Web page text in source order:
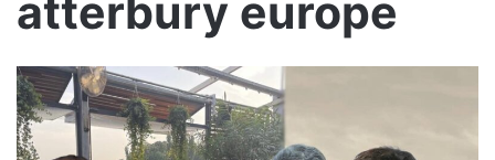
atterbury europe